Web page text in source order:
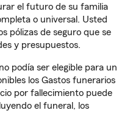
el futuro de su familia
o universal. Usted
pólizas de seguro que se
y presupuestos.
podía ser elegible para un
los Gastos funerarios
por fallecimiento puede
el funeral, los